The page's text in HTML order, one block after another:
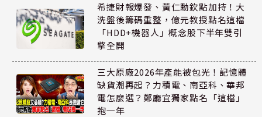
希捷財報爆發、黃仁勳欽點加持！大
洗盤後籌碼重整，億元教授點名這檔
「HDD+機器人」概念股下半年雙引
擎全開
三大原廠2026年產能被包光！記憶體
缺貨潮再起？力積電、南亞科、華邦
電怎麼選？鄭廳宜獨家點名「這檔」
抱一年